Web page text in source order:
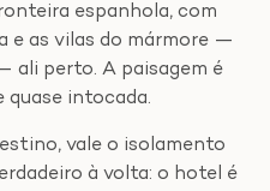
espanhola, com
e as vilas do mármore —
ali perto. A paisagem é
quase intocada.
vale o isolamento
à volta: o hotel é